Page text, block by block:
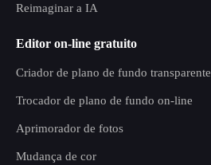
Reimaginar a IA
Editor on-line gratuito
Criador de plano de fundo transparente
Trocador de plano de fundo on-line
Aprimorador de fotos
Mudança de cor